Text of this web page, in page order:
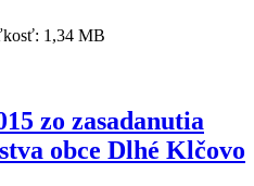
1,34 MB
zo zasadanutia
obce Dlhé Klčovo